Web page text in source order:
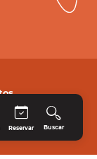
Reservar Buscar